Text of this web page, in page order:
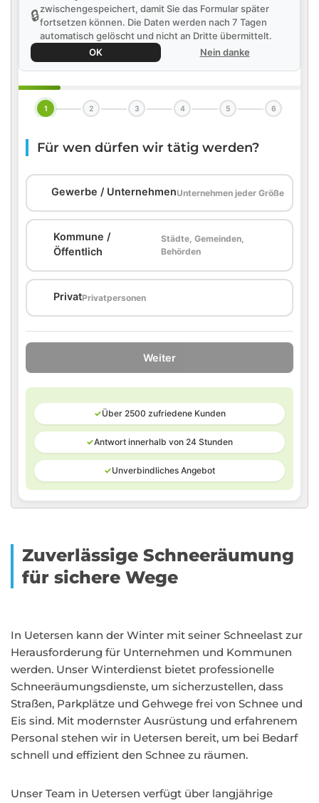
🔒zwischengespeichert, damit Sie das Formular später
fortsetzen können. Die Daten werden nach 7 Tagen
automatisch gelöscht und nicht an Dritte übermittelt.
OK
Nein danke
1 2 3 4 5 6
Für wen dürfen wir tätig werden?
Gewerbe / UnternehmenUnternehmen jeder Größe
Kommune /
Öffentlich
Städte, Gemeinden,
Behörden
PrivatPrivatpersonen
Weiter
✓Über 2500 zufriedene Kunden
✓Antwort innerhalb von 24 Stunden
✓Unverbindliches Angebot
Zuverlässige Schneeräumung
für sichere Wege
In Uetersen kann der Winter mit seiner Schneelast zur
Herausforderung für Unternehmen und Kommunen
werden. Unser Winterdienst bietet professionelle
Schneeräumungsdienste, um sicherzustellen, dass
Straßen, Parkplätze und Gehwege frei von Schnee und
Eis sind. Mit modernster Ausrüstung und erfahrenem
Personal stehen wir in Uetersen bereit, um bei Bedarf
schnell und effizient den Schnee zu räumen.
Unser Team in Uetersen verfügt über langjährige